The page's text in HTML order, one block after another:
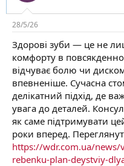
d
s
t
a
r
t
e
r
i
28/5/26
Здорові зуби — це не
комфорту в
відчуває болю чи
впевненіше. Сучасна
делікатний підхід, де
увага до деталей.
як саме підтримувати
роки вперед.
https://wdr.com.ua/news/
rebenku-plan-deystviy-